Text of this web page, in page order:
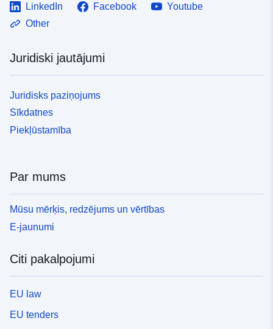
LinkedIn Facebook
Youtube
Other
Juridiski jautājumi
Juridisks paziņojums
Sīkdatnes
Piekļūstamība
Par mums
Mūsu mērķis, redzējums un vērtības
E-jaunumi
Citi pakalpojumi
EU law
EU tenders